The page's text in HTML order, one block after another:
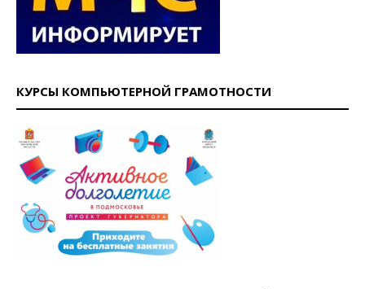
КУРСЫ КОМПЬЮТЕРНОЙ ГРАМОТНОСТИ